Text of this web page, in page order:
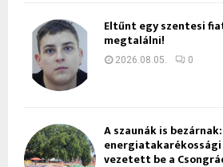
Eltűnt egy szentesi
megtalálni!
2026.08.05. 0
A szaunák is bezárnak:
vezetett be a